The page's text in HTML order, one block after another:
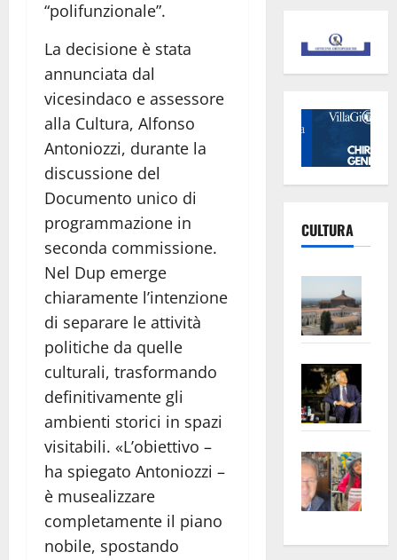
“polifunzionale”.
La decisione è stata
annunciata dal
vicesindaco e assessore
alla Cultura, Alfonso
Antoniozzi, durante la
discussione del
Documento unico di
programmazione in
seconda commissione.
Nel Dup emerge
chiaramente l’intenzione
di separare le attività
politiche da quelle
culturali, trasformando
definitivamente gli
ambienti storici in spazi
visitabili. «L’obiettivo –
ha spiegato Antoniozzi –
è musealizzare
completamente il piano
nobile, spostando
CULTURA
euro
apre